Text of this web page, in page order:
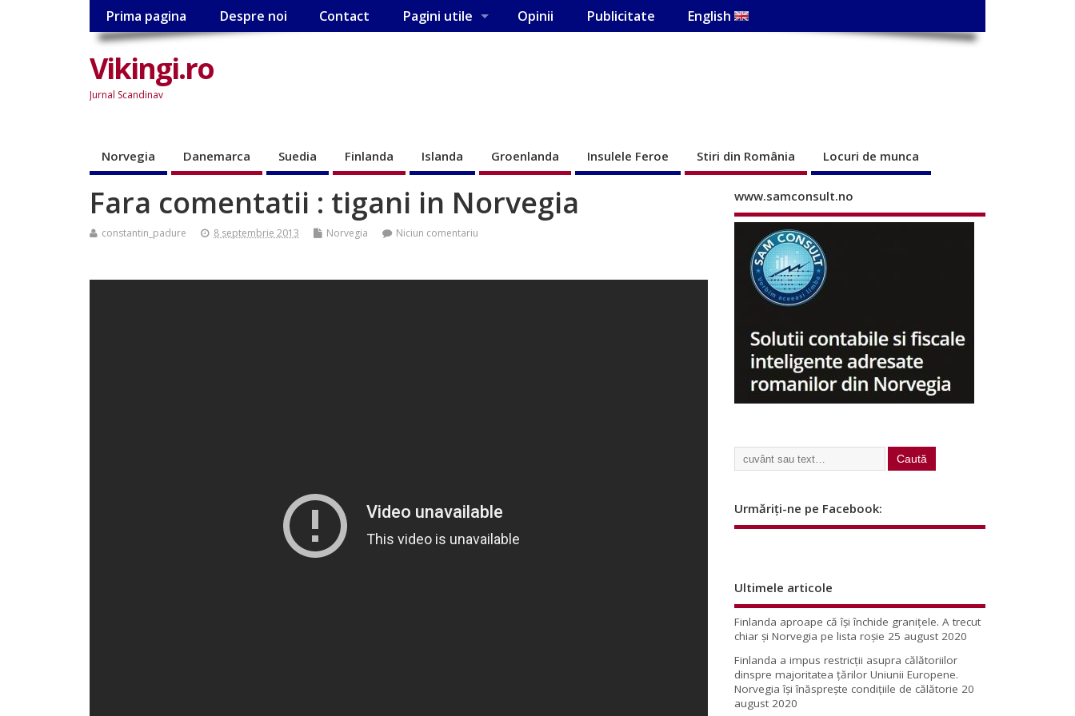
Prima pagina Despre noi Contact Pagini utile Opinii Publicitate English
Vikingi.ro
Jurnal Scandinav
Norvegia Danemarca Suedia Finlanda Islanda Groenlanda Insulele Feroe Stiri din România Locuri de munca
Fara comentatii : tigani in Norvegia
constantin_padure 8 septembrie 2013 Norvegia Niciun comentariu
www.samconsult.no
Urmăriți-ne pe Facebook:
Ultimele articole
Finlanda aproape că își închide granițele. A trecut
chiar și Norvegia pe lista roșie 25 august 2020
Finlanda a impus restricţii asupra călătoriilor
dinspre majoritatea ţărilor Uniunii Europene.
Norvegia își înăsprește condițiile de călătorie 20
august 2020